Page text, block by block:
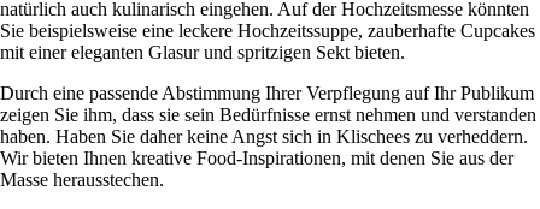
natürlich auch kulinarisch eingehen. Auf der Hochzeitsmesse könnten
Sie beispielsweise eine leckere Hochzeitssuppe, zauberhafte Cupcakes
mit einer eleganten Glasur und spritzigen Sekt bieten.
Durch eine passende Abstimmung Ihrer Verpflegung auf Ihr Publikum
zeigen Sie ihm, dass sie sein Bedürfnisse ernst nehmen und verstanden
haben. Haben Sie daher keine Angst sich in Klischees zu verheddern.
Wir bieten Ihnen kreative Food-Inspirationen, mit denen Sie aus der
Masse herausstechen.